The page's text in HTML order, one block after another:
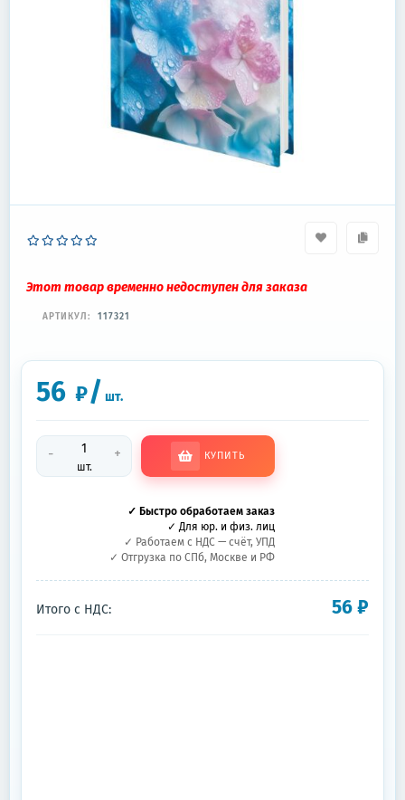
Этот товар временно недоступен для заказа
АРТИКУЛ: 117321
56 ₽/ шт.
-
шт.
+ КУПИТЬ
✓ Быстро обработаем заказ
✓ Для юр. и физ. лиц
✓ Работаем с НДС — счёт, УПД
✓ Отгрузка по СПб, Москве и РФ
Итого с НДС: 56₽